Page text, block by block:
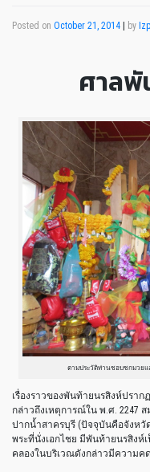
Posted on October 21, 2014 by
ศาล
ตามประวัติท่านชอบชกมวยแ
เรื่องราวของพันท้ายนรสิงห์ปรา
กล่าวถึงเหตุการณ์ใน พ.ศ. 2247
ปากน้ำสาครบุรี (ปัจจุบันคือจังหวั
พระที่นั่งเอกไชย มีพันท้ายนรสิงห์
คลองในบริเวณดังกล่าวมีความค